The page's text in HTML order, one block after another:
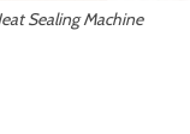
Sealing Machine